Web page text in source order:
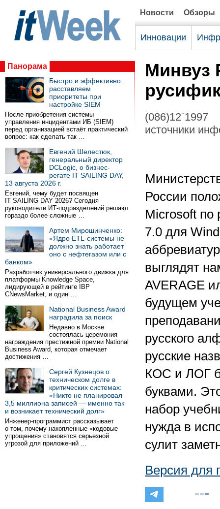
Новости Обзоры
Инновации
Панорама
Быстро и эффективно:
расставляем
приоритеты при
настройке SIEM
После приобретения системы
управления инцидентами ИБ (SIEM)
перед организацией встаёт практический
вопрос: как сделать так …
Евгений Шелестюк,
генеральный директор
DCLogic, о бизнес-
регате IT SAILING DAY,
13 августа 2026 г.
Евгений, чему будет посвящен
IT SAILING DAY 2026? Сегодня
руководители ИТ-подразделений решают
гораздо более сложные …
Артем Мирошинченко:
«Ядро ETL-системы не
должно знать работает
оно с нефтегазом или с
банком»
Разработчик универсального движка для
платформы Knowledge Space,
лидирующей в рейтинге IBP
CNewsMarket, и один …
National Business Award
наградила за поиск
Недавно в Москве
состоялась церемония
награждения престижной премии National
Business Award, которая отмечает
достижения …
Сергей Кузнецов о
техническом долге в
критических системах:
«Никто не планировал
3,5 миллиона записей — именно так
и возникает технический долг»
Инженер-программист рассказывает
о том, почему накопленные «кодовые
упрощения» становятся серьезной
угрозой для приложений …
Минвуз
(086)12`1997
источники
России
Microsoft по
7.0 для
выглядят
AVERAGE
будущем
русского
русские
КОС и ЛОГ
буквами.
набор
нужда в
сулит
Версия для